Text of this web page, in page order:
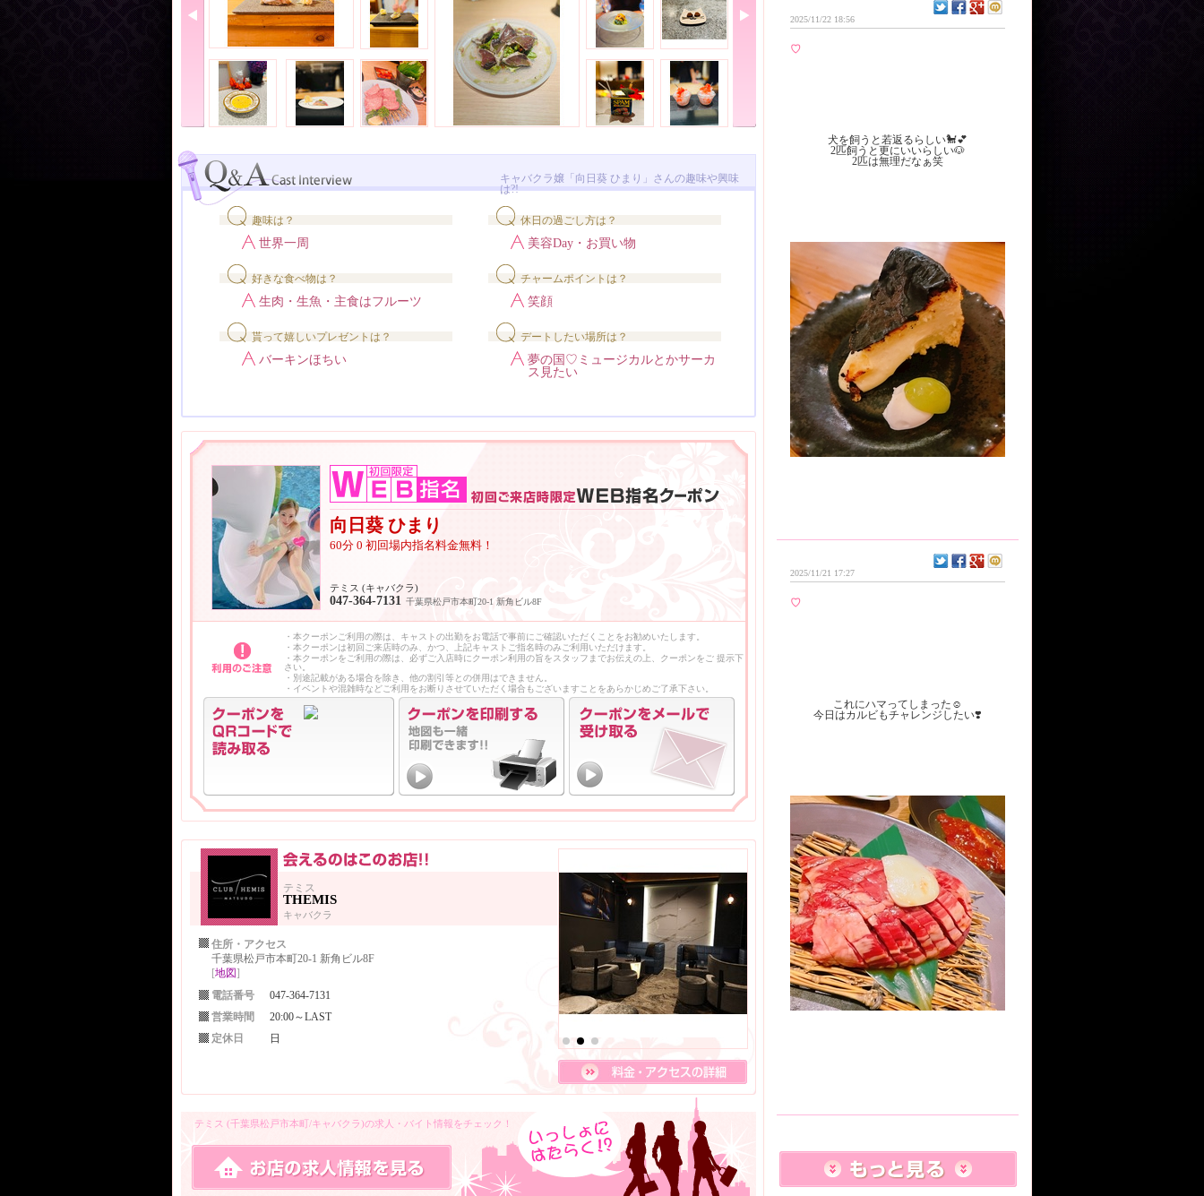
キャバクラ嬢「向日葵 ひまり」さんの趣味や興味
は?!
趣味は？
世界一周
休日の過ごし方は？
美容Day・お買い物
好きな食べ物は？
生肉・生魚・主食はフルーツ
チャームポイントは？
笑顔
貰って嬉しいプレゼントは？
バーキンほちい
デートしたい場所は？
夢の国♡ミュージカルとかサーカ
ス見たい
向日葵 ひまり
60分 0 初回場内指名料金無料！
テミス (キャバクラ)
047-364-7131 千葉県松戸市本町20-1 新角ビル8F
・本クーポンご利用の際は、キャストの出勤をお電話で事前にご確認いただくことをお勧めいたします。
・本クーポンは初回ご来店時のみ、かつ、上記キャストご指名時のみご利用いただけます。
・本クーポンをご利用の際は、必ずご入店時にクーポン利用の旨をスタッフまでお伝えの上、クーポンをご 提示下
さい。
・別途記載がある場合を除き、他の割引等との併用はできません。
・イベントや混雑時などご利用をお断りさせていただく場合もございますことをあらかじめご了承下さい。
テミス
THEMIS
キャバクラ
住所・アクセス
千葉県松戸市本町20-1 新角ビル8F
[地図]
電話番号
047-364-7131
営業時間
20:00～LAST
定休日
日
テミス (千葉県松戸市本町/キャバクラ)の求人・バイト情報をチェック！
2025/11/22 18:56
♡
犬を飼うと若返るらしい🐩💕
2匹飼うと更にいいらしい🐶
2匹は無理だなぁ笑
2025/11/21 17:27
♡
これにハマってしまった☺️
今日はカルビもチャレンジしたい❣️